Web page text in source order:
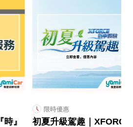
』
限時優惠
初夏升級駕趣｜XFORCE